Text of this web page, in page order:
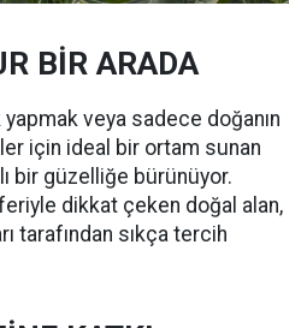
BİR ARADA
veya sadece doğanın
için ideal bir ortam sunan
bir güzelliğe bürünüyor.
dikkat çeken doğal alan,
tarafından sıkça tercih